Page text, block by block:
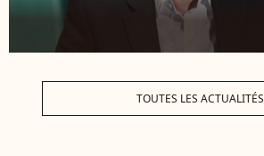
TOUTES LES ACTUALITÉS